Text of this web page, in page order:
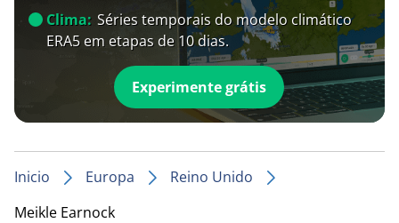
Clima: Séries temporais do modelo climático
ERA5 em etapas de 10 dias.
Experimente grátis
Inicio Europa
Reino Unido
Meikle Earnock